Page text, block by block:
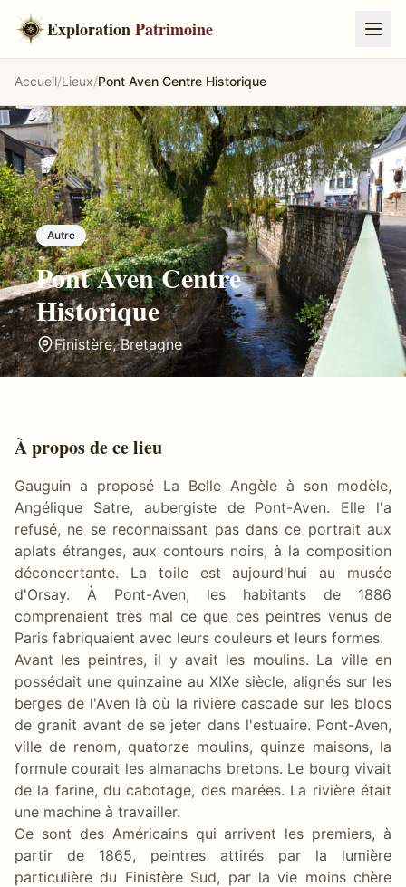
ExplorationPatrimoine
Accueil/Lieux/Pont Aven Centre Historique
Autre
Pont Aven Centre
Historique
Finistère,Bretagne
À propos de ce lieu
Gauguin a proposé La Belle Angèle à son modèle,
Angélique Satre, aubergiste de Pont-Aven. Elle l'a
refusé, ne se reconnaissant pas dans ce portrait aux
aplats étranges, aux contours noirs, à la composition
déconcertante. La toile est aujourd'hui au musée
d'Orsay. À Pont-Aven, les habitants de 1886
comprenaient très mal ce que ces peintres venus de
Paris fabriquaient avec leurs couleurs et leurs formes.
Avant les peintres, il y avait les moulins. La ville en
possédait une quinzaine au XIXe siècle, alignés sur les
berges de l'Aven là où la rivière cascade sur les blocs
de granit avant de se jeter dans l'estuaire. Pont-Aven,
ville de renom, quatorze moulins, quinze maisons, la
formule courait les almanachs bretons. Le bourg vivait
de la farine, du cabotage, des marées. La rivière était
une machine à travailler.
Ce sont des Américains qui arrivent les premiers, à
partir de 1865, peintres attirés par la lumière
particulière du Finistère Sud, par la vie moins chère